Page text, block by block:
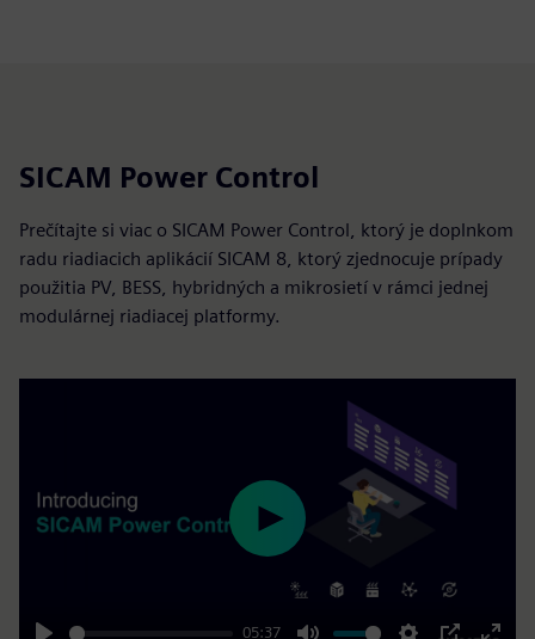
SICAM Power Control
Prečítajte si viac o SICAM Power Control, ktorý je doplnkom
radu riadiacich aplikácií SICAM 8, ktorý zjednocuje prípady
použitia PV, BESS, hybridných a mikrosietí v rámci jednej
modulárnej riadiacej platformy.
05:37
Play